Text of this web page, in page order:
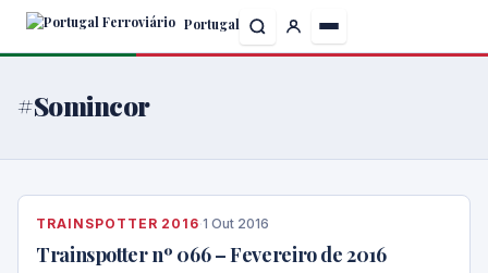
Skip
content
Portugal
#Somincor
TRAINSPOTTER 2016·1 Out 2016
Trainspotter nº 066 – Fevereiro de 2016